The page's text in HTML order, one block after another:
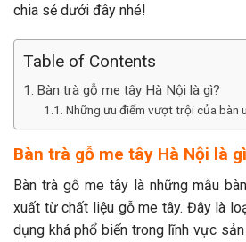
chia sẻ dưới đây nhé!
Table of Contents
Bàn trà gỗ me tây Hà Nội là gì?
Những ưu điểm vượt trội của bàn
Bàn trà gỗ me tây Hà Nội là
Bàn trà gỗ me tây là những mẫu
xuất từ chất liệu gỗ me tây. Đây là
dụng khá phổ biến trong lĩnh vực